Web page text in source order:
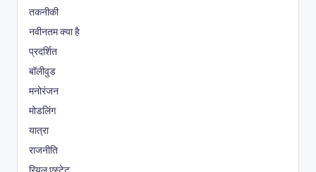
तकनीकी
नवीनतम क्या है
प्रदर्शित
बॉलीवुड
मनोरंजन
मोडलिंग
यात्रा
राजनीति